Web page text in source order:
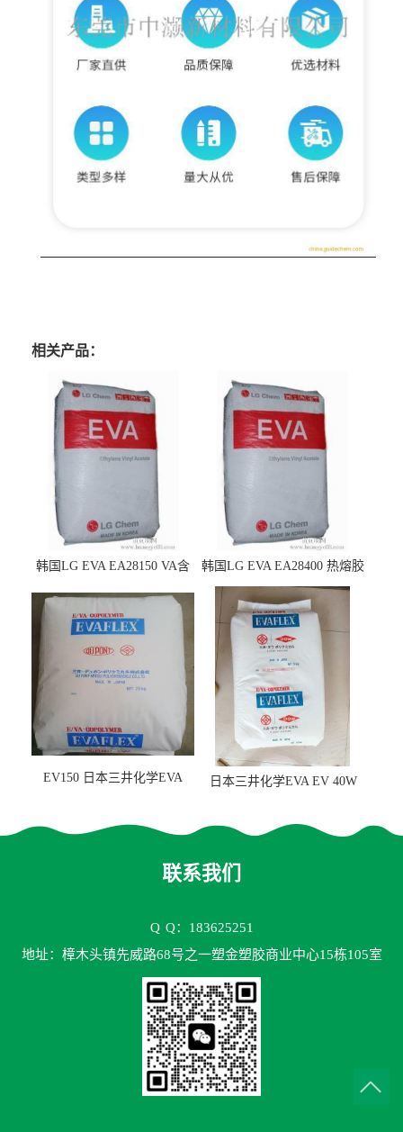
相关产品：
韩国LG EVA EA28150 VA含
韩国LG EVA EA28400 热熔胶
级 VA含量28 熔指400
EV150 日本三井化学EVA
日本三井化学EVA EV 40W
联系我们
Q Q：183625251
地址：樟木头镇先威路68号之一塑金塑胶商业中心15栋105室